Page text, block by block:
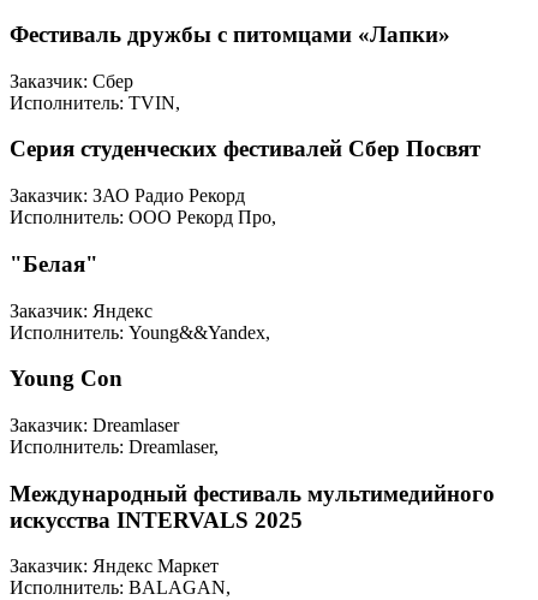
Фестиваль дружбы с питомцами «Лапки»
Заказчик: Сбер
Исполнитель: TVIN,
Серия студенческих фестивалей Сбер Посвят
Заказчик: ЗАО Радио Рекорд
Исполнитель: ООО Рекорд Про,
"Белая"
Заказчик: Яндекс
Исполнитель: Young&&Yandex,
Young Con
Заказчик: Dreamlaser
Исполнитель: Dreamlaser,
Международный фестиваль мультимедийного
искусства INTERVALS 2025
Заказчик: Яндекс Маркет
Исполнитель: BALAGAN,